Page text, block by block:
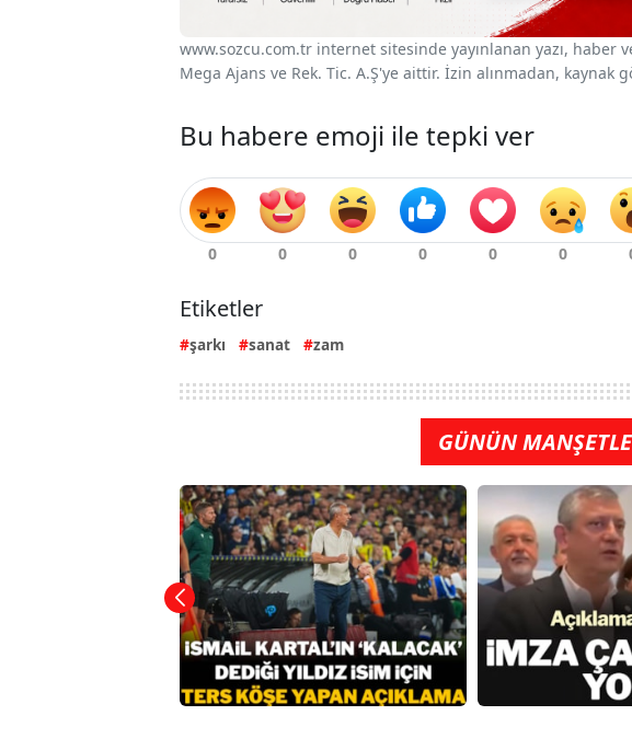
www.sozcu.com.tr internet sitesinde yayınlanan yazı, haber
Mega Ajans ve Rek. Tic. A.Ş'ye aittir. İzin alınmadan, kaynak
Bu habere emoji ile tepki ver
Etiketler
şarkı sanat zam
GÜNÜN